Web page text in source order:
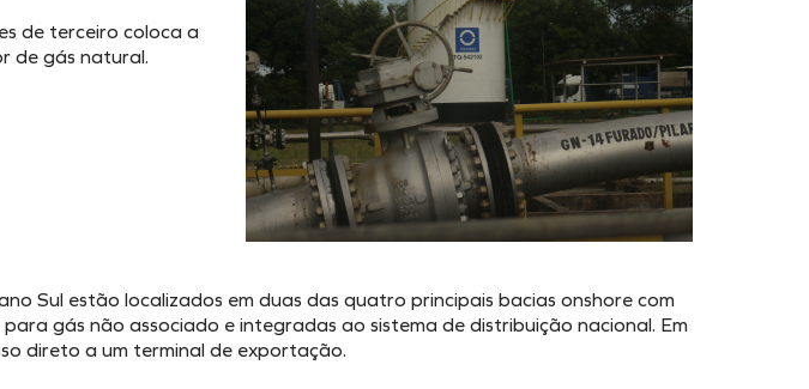
de terceiro coloca a
de gás natural.
Sul estão localizados em duas das quatro principais bacias onshore com
gás não associado e integradas ao sistema de distribuição nacional. Em
direto a um terminal de exportação.